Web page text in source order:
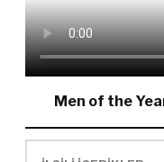
Men of the